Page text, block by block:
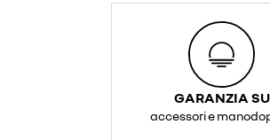
GARANZIA SU
accessori e